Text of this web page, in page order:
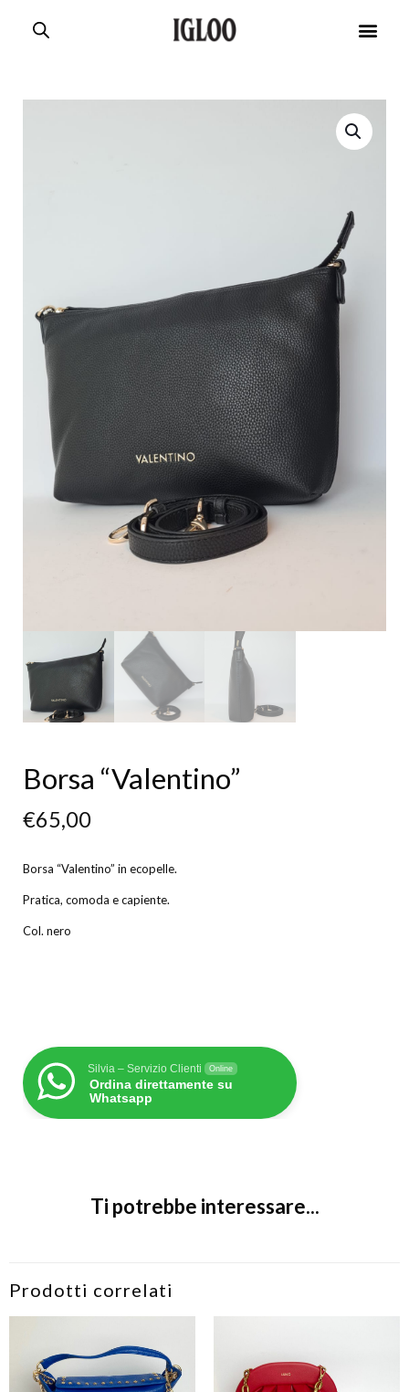
Borsa “Valentino”
€65,00
Borsa “Valentino” in ecopelle.
Pratica, comoda e capiente.
Col. nero
Silvia – Servizio Clienti Online
Ordina direttamente su
Whatsapp
Ti potrebbe interessare...
Prodotti correlati